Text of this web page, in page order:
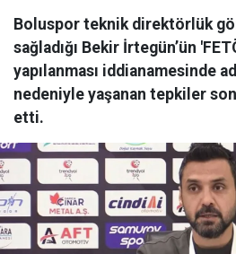
Boluspor teknik direktörlük
sağladığı Bekir İrtegün’ün
yapılanması iddianamesinde
nedeniyle yaşanan tepkiler
etti.